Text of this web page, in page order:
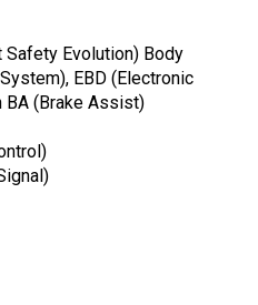
Safety Evolution) Body
EBD (Electronic
BA (Brake Assist)